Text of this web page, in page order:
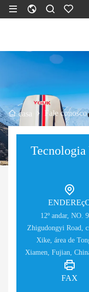
casa Fale conosco
Tecnologia
12º andar, NO.
Zhigudongyi Road,
Xike, área de
Xiamen, Fujian,
FAX